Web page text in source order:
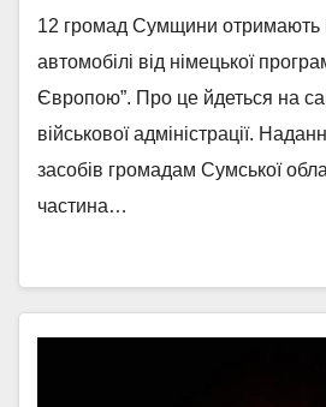
12 громад Сумщини отримають
автомобілі від німецької
Європою”. Про це йдеться на
військової адміністрації.
засобів громадам Сумської
частина…